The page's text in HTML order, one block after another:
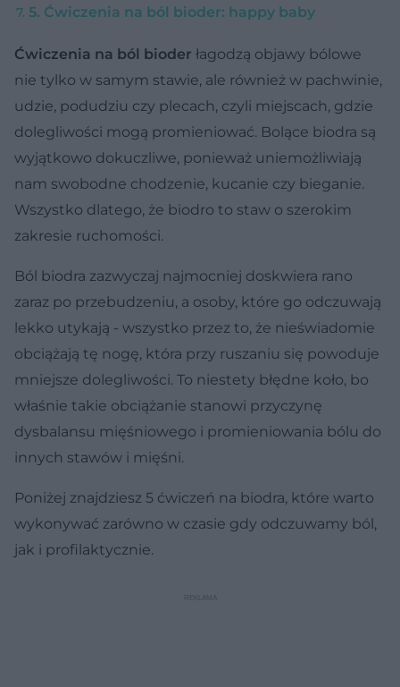
5. Ćwiczenia na ból bioder: happy baby
Ćwiczenia na ból bioder łagodzą objawy bólowe
nie tylko w samym stawie, ale również w pachwinie,
udzie, podudziu czy plecach, czyli miejscach, gdzie
dolegliwości mogą promieniować. Bolące biodra są
wyjątkowo dokuczliwe, ponieważ uniemożliwiają
nam swobodne chodzenie, kucanie czy bieganie.
Wszystko dlatego, że biodro to staw o szerokim
zakresie ruchomości.
Ból biodra zazwyczaj najmocniej doskwiera rano
zaraz po przebudzeniu, a osoby, które go odczuwają
lekko utykają - wszystko przez to, że nieświadomie
obciążają tę nogę, która przy ruszaniu się powoduje
mniejsze dolegliwości. To niestety błędne koło, bo
właśnie takie obciążanie stanowi przyczynę
dysbalansu mięśniowego i promieniowania bólu do
innych stawów i mięśni.
Poniżej znajdziesz 5 ćwiczeń na biodra, które warto
wykonywać zarówno w czasie gdy odczuwamy ból,
jak i profilaktycznie.